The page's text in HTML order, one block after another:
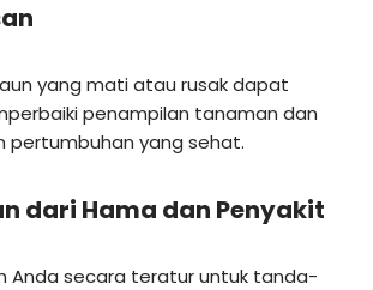
yang mati atau rusak dapat
penampilan tanaman dan
pertumbuhan yang sehat.
dari Hama dan Penyakit
Anda secara teratur untuk tanda-